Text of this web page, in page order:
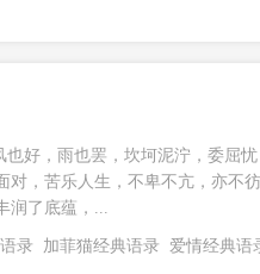
好，雨也罢，坎坷泥泞，委屈忧
对，苦乐人生，不卑不亢，亦不彷
润了底蕴，...
录 加菲猫经典语录
爱情经典语